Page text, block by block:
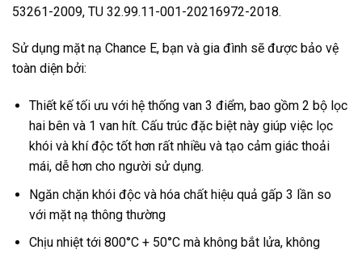
53261-2009, TU 32.99.11-001-20216972-2018.
Sử dụng mặt nạ Chance E, bạn và gia đình sẽ được bảo vệ
toàn diện bởi:
Thiết kế tối ưu với hệ thống van 3 điểm, bao gồm 2 bộ lọc
hai bên và 1 van hít. Cấu trúc đặc biệt này giúp việc lọc
khói và khí độc tốt hơn rất nhiều và tạo cảm giác thoải
mái, dễ hơn cho người sử dụng.
Ngăn chặn khói độc và hóa chất hiệu quả gấp 3 lần so
với mặt nạ thông thường
Chịu nhiệt tới 800°C + 50°C mà không bắt lửa, không